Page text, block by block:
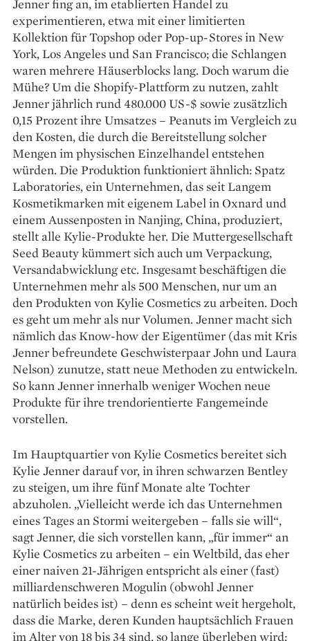
Jenner fing an, im etablierten Handel zu
experimentieren, etwa mit einer limitierten
Kollektion für Topshop oder Pop-up-Stores in New
York, Los Angeles und San ­Francisco; die Schlangen
waren mehrere Häuserblocks lang. Doch warum die
Mühe? Um die Shopify-Plattform zu nutzen, zahlt
Jen­ner jährlich rund 480.000 US-$ sowie ­zusätzlich
0,15 Prozent ihre Umsatzes – ­Peanuts im Vergleich zu
den Kosten, die durch die Bereitstellung solcher
Mengen im physischen Einzelhandel entstehen
würden. Die Produktion funktioniert ähnlich: Spatz
Laboratories, ein Unternehmen, das seit Langem
Kosmetikmarken mit eigenem Label in Oxnard und
einem Aussenposten in Nanjing, China, produziert,
stellt alle Kylie-Produkte her. Die Muttergesellschaft
Seed Beauty kümmert sich auch um Verpackung,
Versand­abwicklung etc. Insgesamt beschäftigen die
Unternehmen mehr als 500 Menschen, nur um an
den Produkten von Kylie Cosmetics zu arbeiten. Doch
es geht um mehr als nur Volumen. Jenner macht sich
nämlich das Know-how der Eigentümer (das mit Kris
Jenner befreundete Geschwisterpaar John und Laura
Nelson) zunutze, statt neue Methoden zu entwickeln.
So kann Jenner innerhalb weniger Wochen neue
Produkte für ihre trend­orientierte Fangemeinde
vorstellen.
Im Hauptquartier von Kylie Cosmetics bereitet sich
Kylie Jenner darauf vor, in ihren schwarzen Bentley
zu steigen, um ihre fünf Monate alte Tochter
abzuholen. „Vielleicht werde ich das Unternehmen
eines Tages an Stormi weitergeben – falls sie will“,
sagt Jenner, die sich vorstellen kann, „für immer“ an
Kylie Cosmetics zu arbeiten – ein Weltbild, das eher
einer ­naiven 21-Jährigen entspricht als einer (fast)
milliardenschweren Mogulin (obwohl Jenner
natürlich beides ist) – denn es scheint weit hergeholt,
dass die Marke, deren Kunden hauptsächlich Frauen
im Alter von 18 bis 34 sind, so lange überleben wird;